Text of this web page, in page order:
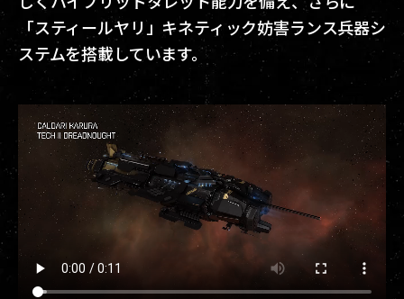
「スティールヤリ」キネティック妨害ランス兵器シ
ステムを搭載しています。